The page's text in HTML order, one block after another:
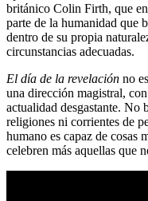
británico Colin Firth, que
parte de la humanidad que
dentro de su propia
circunstancias adecuadas.
El día de la revelación no
una dirección magistral,
actualidad desgastante. No
religiones ni corrientes de
humano es capaz de cosas
celebren más aquellas que